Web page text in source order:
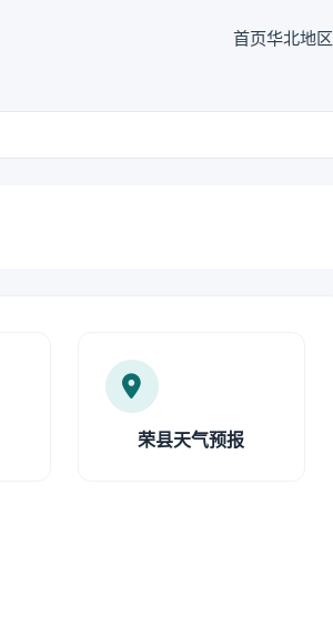
首页华北地区
荣县天气预报